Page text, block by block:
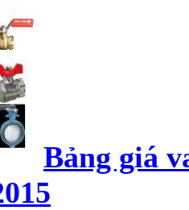
Bảng giá